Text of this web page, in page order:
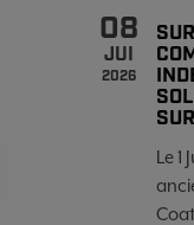
08
JUI
2026
Le 1